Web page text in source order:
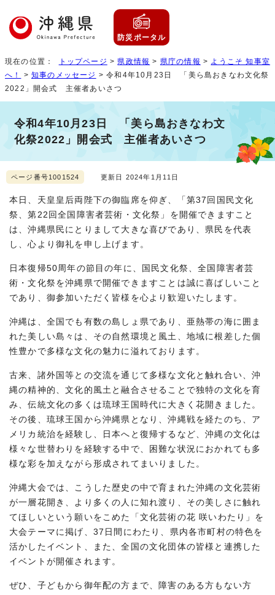
防災ポータル
現在の位置： トップページ > 県政情報 > 県庁の情報 > ようこそ 知事室
へ！
>知事のメッセージ > 令和4年10月23日 「美ら島おきなわ文化祭
2022」開会式 主催者あいさつ
令和4年10月23日 「美ら島おきなわ文
化祭2022」開会式 主催者あいさつ
ページ番号1001524 更新日 2024年1月11日
本日、天皇皇后両陛下の御臨席を仰ぎ、「第37回国民文化
祭、第22回全国障害者芸術・文化祭」を開催できますこと
は、沖縄県民にとりまして大きな喜びであり、県民を代表
し、心より御礼を申し上げます。
日本復帰50周年の節目の年に、国民文化祭、全国障害者芸
術・文化祭を沖縄県で開催できますことは誠に喜ばしいこと
であり、御参加いただく皆様を心より歓迎いたします。
沖縄は、全国でも有数の島しょ県であり、亜熱帯の海に囲ま
れた美しい島々は、その自然環境と風土、地域に根差した個
性豊かで多様な文化の魅力に溢れております。
古来、諸外国等との交流を通じて多様な文化と触れ合い、沖
縄の精神的、文化的風土と融合させることで独特の文化を育
み、伝統文化の多くは琉球王国時代に大きく花開きました。
その後、琉球王国から沖縄県となり、沖縄戦を経たのち、ア
メリカ統治を経験し、日本へと復帰するなど、沖縄の文化は
様々な世替わりを経験する中で、困難な状況におかれても多
様な彩を加えながら形成されてまいりました。
沖縄大会では、こうした歴史の中で育まれた沖縄の文化芸術
が一層花開き、より多くの人に知れ渡り、その美しさに触れ
てほしいという願いをこめた「文化芸術の花 咲いわたり」を
大会テーマに掲げ、37日間にわたり、県内各市町村の特色を
活かしたイベント、また、全国の文化団体の皆様と連携した
イベントが開催されます。
ぜひ、子どもから御年配の方まで、障害のある方もない方